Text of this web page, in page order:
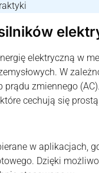
elektryczną w
W
prądu zmiennego
cechują się
w aplikacjach,
Dzięki